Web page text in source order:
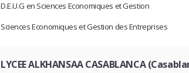
D.E.U.G en Sciences Economiques et Gestion
Sciences Economiques et Gestion des Entreprises
LYCEE ALKHANSAA CASABLANCA